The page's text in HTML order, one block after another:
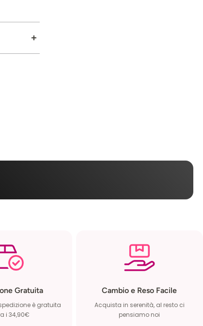
Gratuita
è gratuita
i 34,90€
Cambio e Reso Facile
Acquista in serenità, al resto ci
pensiamo noi